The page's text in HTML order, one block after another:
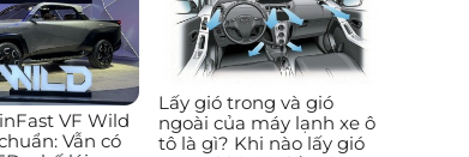
VF Wild
Vẫn có
Lấy gió trong và gió
ngoài của máy lạnh xe ô
tô là gì? Khi nào lấy gió